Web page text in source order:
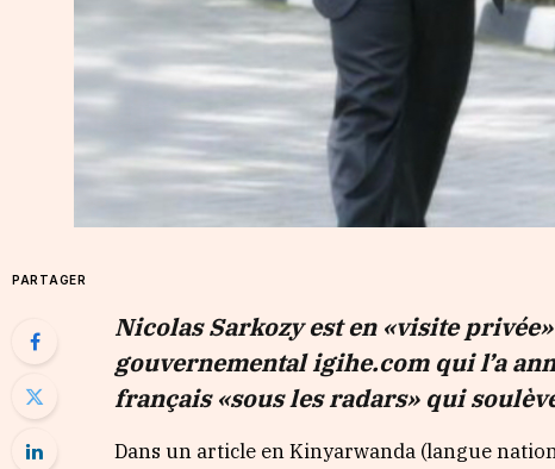
PARTAGER
Nicolas Sarkozy est en «visite
gouvernemental igihe.com qui l’a
français «sous les radars» qui
Dans un article en Kinyarwanda (langue